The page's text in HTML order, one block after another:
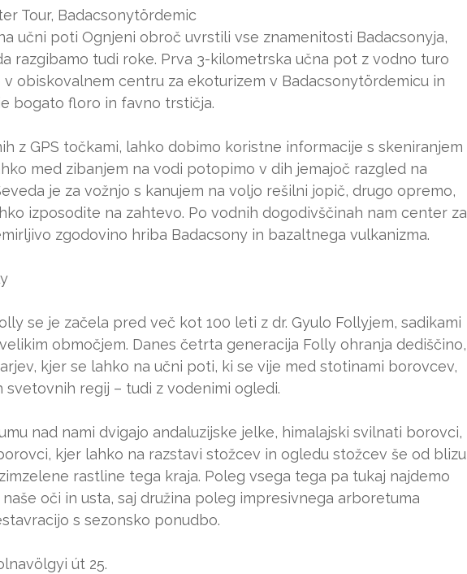
Tour, Badacsonytördemic
učni poti Ognjeni obroč uvrstili vse znamenitosti Badacsonyja,
razgibamo tudi roke. Prva 3-kilometrska učna pot z vodno turo
v obiskovalnem centru za ekoturizem v Badacsonytördemicu in
bogato floro in favno trstičja.
z GPS točkami, lahko dobimo koristne informacije s skeniranjem
med zibanjem na vodi potopimo v dih jemajoč razgled na
je za vožnjo s kanujem na voljo rešilni jopič, drugo opremo,
izposodite na zahtevo. Po vodnih dogodivščinah nam center za
zgodovino hriba Badacsony in bazaltnega vulkanizma.
se je začela pred več kot 100 leti z dr. Gyulo Follyjem, sadikami
območjem. Danes četrta generacija Folly ohranja dediščino,
kjer se lahko na učni poti, ki se vije med stotinami borovcev,
regij – tudi z vodenimi ogledi.
nad nami dvigajo andaluzijske jelke, himalajski svilnati borovci,
kjer lahko na razstavi stožcev in ogledu stožcev še od blizu
rastline tega kraja. Poleg vsega tega pa tukaj najdemo
oči in usta, saj družina poleg impresivnega arboretuma
s sezonsko ponudbo.
út 25.